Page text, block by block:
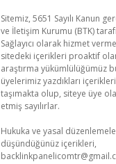
Sitemiz, 5651 Sayılı Kanun
ve İletişim Kurumu (BTK)
Sağlayıcı olarak hizmet
sitedeki içerikleri proaktif
araştırma yükümlülüğümüz
üyelerimiz yazdıkları
taşımakta olup, siteye üye
etmiş sayılırlar.
Hukuka ve yasal
düşündüğünüz içerikleri,